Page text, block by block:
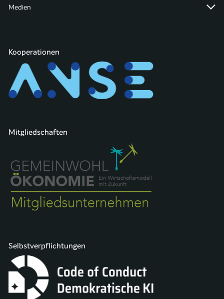
Medien
Kooperationen
Mitgliedschaften
Selbstverpflichtungen